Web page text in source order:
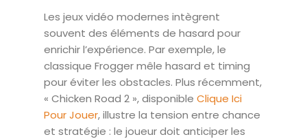
Les jeux vidéo modernes intègrent
souvent des éléments de hasard pour
enrichir l’expérience. Par exemple, le
classique Frogger mêle hasard et timing
pour éviter les obstacles. Plus récemment,
« Chicken Road 2 », disponible Clique Ici
Pour Jouer, illustre la tension entre chance
et stratégie : le joueur doit anticiper les